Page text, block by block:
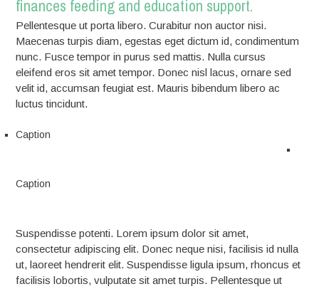
finances feeding and education support.
Pellentesque ut porta libero. Curabitur non auctor nisi.
Maecenas turpis diam, egestas eget dictum id, condimentum
nunc. Fusce tempor in purus sed mattis. Nulla cursus
eleifend eros sit amet tempor. Donec nisl lacus, ornare sed
velit id, accumsan feugiat est. Mauris bibendum libero ac
luctus tincidunt.
Caption
Caption
Suspendisse potenti. Lorem ipsum dolor sit amet,
consectetur adipiscing elit. Donec neque nisi, facilisis id nulla
ut, laoreet hendrerit elit. Suspendisse ligula ipsum, rhoncus et
facilisis lobortis, vulputate sit amet turpis. Pellentesque ut